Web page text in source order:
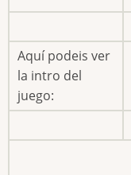
Aquí podeis ver
la intro del
juego: